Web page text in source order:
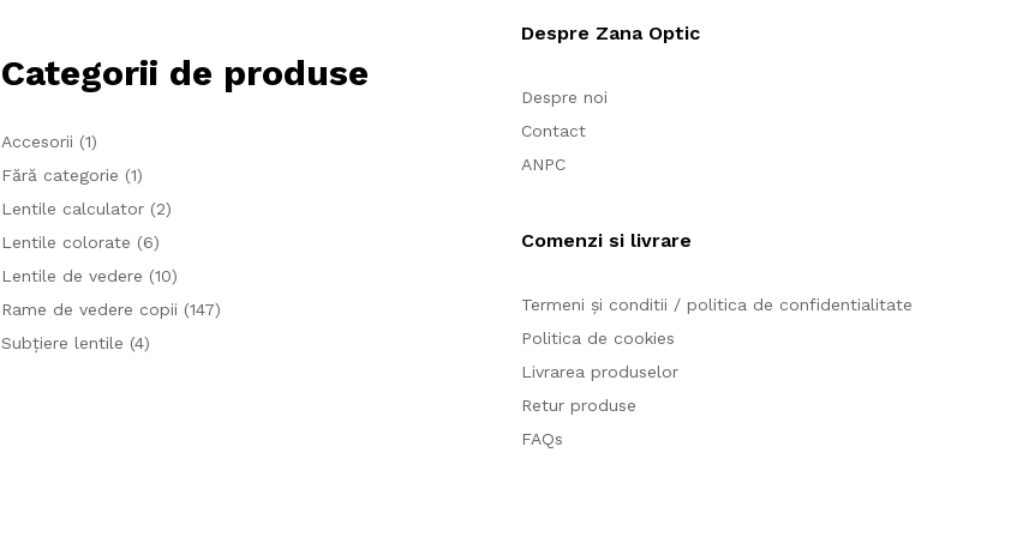
Categorii de produse
Accesorii (1)
Fără categorie (1)
Lentile calculator (2)
Lentile colorate (6)
Lentile de vedere (10)
Rame de vedere copii (147)
Subțiere lentile (4)
Despre Zana Optic
Despre noi
Contact
ANPC
Comenzi si livrare
Termeni și conditii / politica de confidentialitate
Politica de cookies
Livrarea produselor
Retur produse
FAQs